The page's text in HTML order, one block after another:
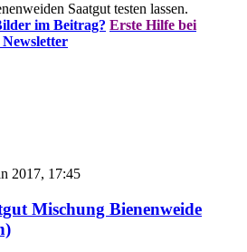
Saatgut testen lassen.
im Beitrag? Erste Hilfe bei
2017, 17:45
Mischung Bienenweide